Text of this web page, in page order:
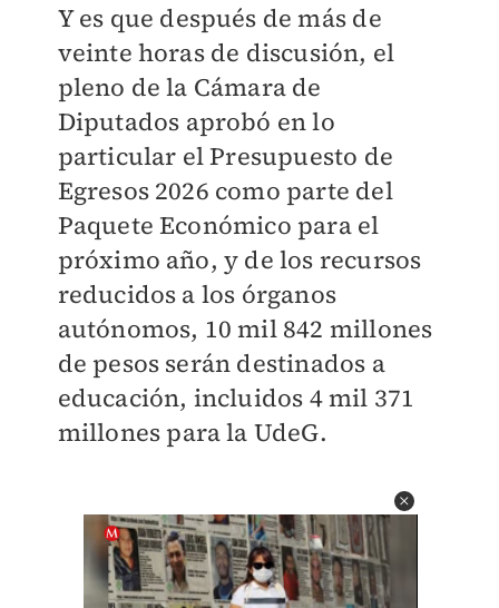
Y es que después de más de
veinte horas de discusión, el
pleno de la Cámara de
Diputados aprobó en lo
particular el Presupuesto de
Egresos 2026 como parte del
Paquete Económico para el
próximo año, y de los recursos
reducidos a los órganos
autónomos, 10 mil 842 millones
de pesos serán destinados a
educación, incluidos 4 mil 371
millones para la UdeG.